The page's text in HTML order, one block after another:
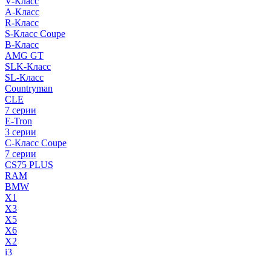
A-Класс
R-Класс
S-Класс Сoupe
B-Класс
AMG GT
SLK-Класс
SL-Класс
Countryman
CLE
7 серии
E-Tron
3 серии
C-Класс Coupe
7 серии
CS75 PLUS
RAM
BMW
X1
X3
X5
X6
X2
i3